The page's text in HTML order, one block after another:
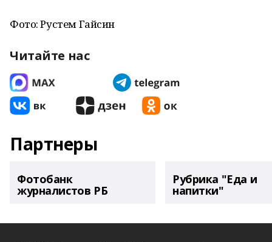
Фото: Рустем Гайсин
Читайте нас
Партнеры
Фотобанк
журналистов РБ
Рубрика "Еда и
напитки"